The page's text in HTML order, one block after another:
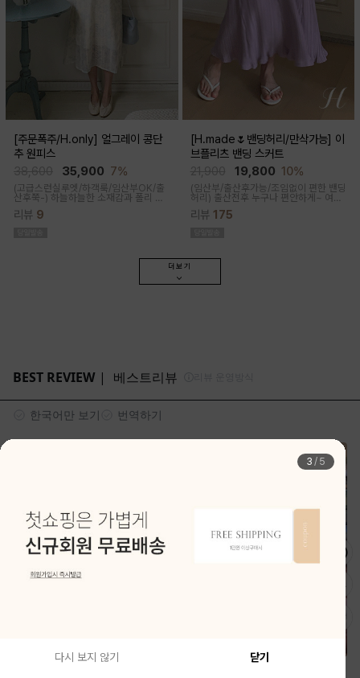
[주문폭주/H.only] 얼그레이 콩단
추 원피스
35,900 7%
(고급스런실루엣/하객룩/임산부OK/출
산후쭉-) 하늘하늘한 소재감과 폴리 원
단의 부드러운 터치감으로 걸을때마다
우아하고 A라인으로 롱하게 떨어지는
리뷰 9
[H.made🌷밴딩허리/만삭가능] 이
브플리츠 밴딩 스커트
19,800 10%
(임산부/출산후가능/조임없이 편한 밴딩
허리) 출산전후 누구나 편안하게~ 여성
스러운 라인, 피부에 닿는 촉감이 부드러
운 플리츠 스커트
리뷰 175
더보기
4 / 5
다시 보지 않기 닫기